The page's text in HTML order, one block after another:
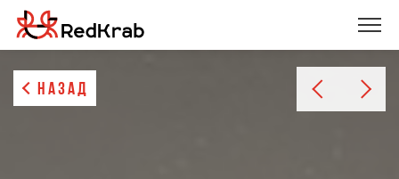
НАЗАД